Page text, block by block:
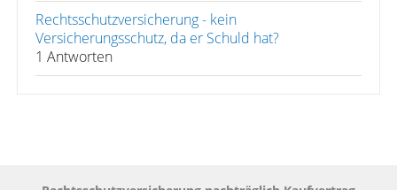
Rechtsschutzversicherung - kein
Versicherungsschutz, da er Schuld hat?
1 Antworten